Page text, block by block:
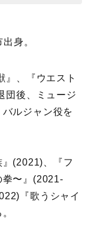
身。
』、『ウエスト
団後、ミュージ
ルジャン役を
(2021)、『フ
拳〜』(2021-
『歌うシャイ